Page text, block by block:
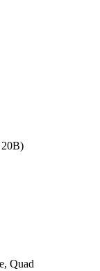
20B)
Quad